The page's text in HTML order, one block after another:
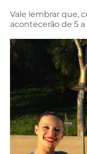
Vale lembrar que,
acontecerão de 5